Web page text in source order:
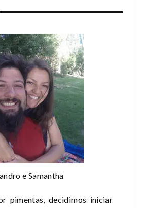
e Samantha
pimentas, decidimos iniciar